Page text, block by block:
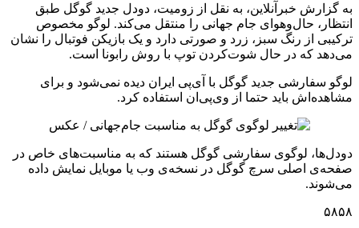
به گزارش خبرآنلاین، به نقل از زومیت، دودل جدید گوگل طبق
انتظار، حال‌وهوای جام جهانی را منتقل می‌کند. لوگو مخصوص
ترکیبی از رنگ سبز، زرد و صورتی دارد و یک بازیکن فوتبال را نشان
می‌دهد که در حال شوت‌کردن توپ با روش رابونا است.
لوگو سفارشی جدید گوگل با آی‌پی ایران دیده نمی‌شود و برای
مشاهده‌اش باید حتما از وی‌پی‌ان استفاده کرد.
دودل‌ها، لوگوی سفارشی گوگل هستند که به مناسبت‌های خاص در
صفحه‌ی اصلی سرچ گوگل در نسخه‌ی وب یا موبایل نمایش داده
می‌شوند.
۵۸۵۸